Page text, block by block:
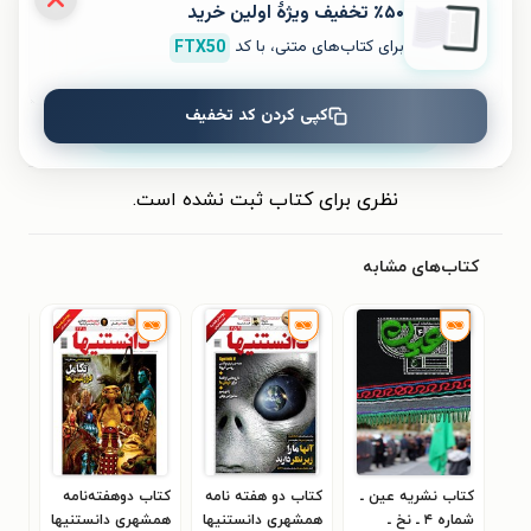
ثبت نظر
نظری برای کتاب ثبت نشده است.
کتاب‌های مشابه
کتاب نشریه عین ـ
شماره ۴ ـ نخ ـ
کتاب دو هفته نامه
همشهری دانستنیها
کتاب دوهفته‌نامه
همشهری دانستنیها
٪۵۰ تخفیف ویژۀ اولین خرید
برای کتاب‌های متنی، با کد FTX50
کپی کردن کد تخفیف